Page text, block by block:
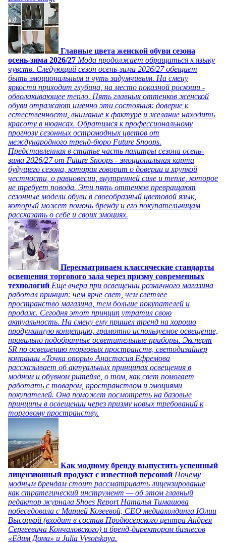
Главные цвета женской обуви сезона
осень-зима 2026/27 Мода продолжает обращаться к языку
чувств. Следующий сезон осень-зима 2026/27 обещает
быть эмоциональным и чуть задумчивым. На смену
яркости приходит глубина, на место показной роскоши -
обволакивающее тепло. Пять главных оттенков женской
обуви отражают именно эти состояния: доверие к
естественности, внимание к фактуре и желание находить
красоту в нюансах. Обратимся к профессиональному
прогнозу сезонных остромодных цветов от
международного тренд-бюро Future Snoops.
Представленная в статье часть палитры сезона осень-
зима 2026/27 от Future Snoops - эмоциональная карта
будущего сезона, которая говорит о доверии и хрупкой
честности, о равновесии, внутренней силе и тепле, которое
не требует повода. Эти пять оттенков превращают
сезонные модели обуви в своеобразный цветовой язык,
который может помочь бренду и его покупательницам
рассказать о себе и своих эмоциях.
Пересматриваем классические стандарты
освещения торгового зала через призму современных
технологий Еще вчера при освещении розничного магазина
работал принцип: чем ярче свет, чем светлее
пространство магазина, тем больше покупателей и
продаж. Сегодня этот принцип утратил свою
актуальность. На смену ему пришел тренд на хорошо
продуманную концепцию, грамотно используемое освещение,
правильно подобранные осветительные приборы. Эксперт
SR по освещению торговых пространств, светодизайнер
компании «Точка опоры» Анастасия Ефремова
рассказывает об актуальных принципах освещения в
модном и обувном ритейле, о том, как свет помогает
работать с товаром, пространством и эмоциями
покупателей. Она поможет посмотреть на базовые
принципы в освещении через призму новых требований к
торговому пространству.
Как модному бренду выпустить успешный
лицензионный продукт с известной персоной Почему
модным брендам стоит рассматривать лицензирование
как стратегический инструмент — об этом главный
редактор журнала Shoes Report Наталья Тимашова
побеседовала с Марией Козеевой, СЕО медиахолдинга Юлии
Высоцкой (входит в состав Продюсерского центра Андрея
Сергеевича Кончаловского) и бренд-директором бизнесов
«Едим Дома» и Julia Vysotskaya.